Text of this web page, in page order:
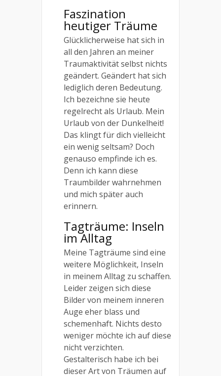
Faszination
heutiger Träume
Glücklicherweise hat sich in
all den Jahren an meiner
Traumaktivität selbst nichts
geändert. Geändert hat sich
lediglich deren Bedeutung.
Ich bezeichne sie heute
regelrecht als Urlaub. Mein
Urlaub von der Dunkelheit!
Das klingt für dich vielleicht
ein wenig seltsam? Doch
genauso empfinde ich es.
Denn ich kann diese
Traumbilder wahrnehmen
und mich später auch
erinnern.
Tagträume: Inseln
im Alltag
Meine Tagträume sind eine
weitere Möglichkeit, Inseln
in meinem Alltag zu schaffen.
Leider zeigen sich diese
Bilder von meinem inneren
Auge eher blass und
schemenhaft. Nichts desto
weniger möchte ich auf diese
nicht verzichten.
Gestalterisch habe ich bei
dieser Art von Träumen auf